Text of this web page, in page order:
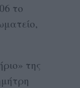
το
της